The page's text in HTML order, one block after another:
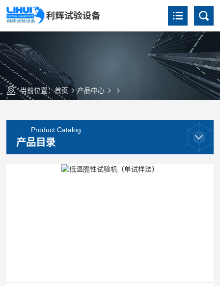
当前位置：首页 产品中心
Product Catalog
产品目录